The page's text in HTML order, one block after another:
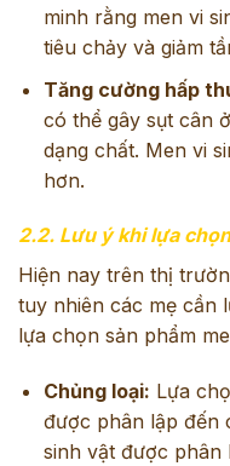
minh rằng men vi
tiêu chảy và giảm
Tăng cường hấp
có thể gây sụt cân
dạng chất. Men vi
hơn.
2.2. Lưu ý khi lựa
Hiện nay trên thị
tuy nhiên các mẹ cần
lựa chọn sản phẩm
Chủng loại: Lựa
được phân lập đến
sinh vật được phân